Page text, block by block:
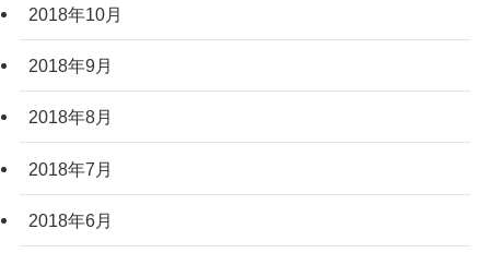
2018年10月
2018年9月
2018年8月
2018年7月
2018年6月